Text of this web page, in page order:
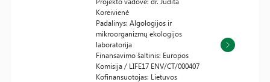
Koreivienė
Padalinys: Algologijos ir
mikroorganizmų ekologijos
laboratorija
Finansavimo šaltinis: Europos
Komisija / LIFE17 ENV/CT/000407
Kofinansuotojas: Lietuvos